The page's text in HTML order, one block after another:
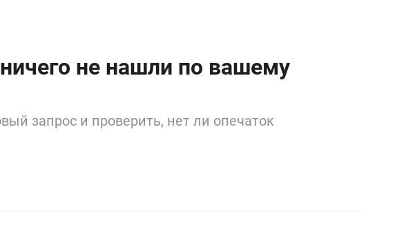
не нашли по вашему
запрос и проверить, нет ли опечаток